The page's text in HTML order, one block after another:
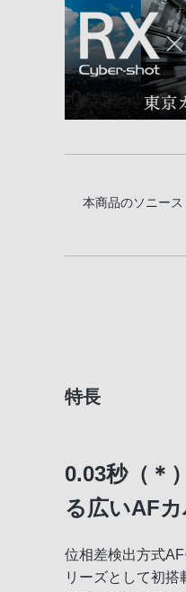
本商品のソニー
特長
0.03秒（＊
る広いAF
位相差検出方式
リーズとして初